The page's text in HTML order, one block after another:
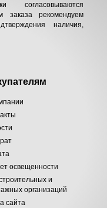
согласовываются
заказа рекомендуем
наличия,
освещенности
и
организаций
сайта